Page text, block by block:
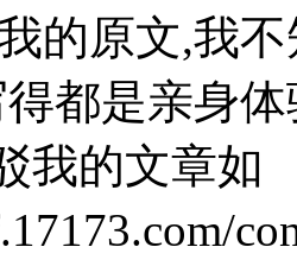
的原文,我
都是亲身
我的文章如